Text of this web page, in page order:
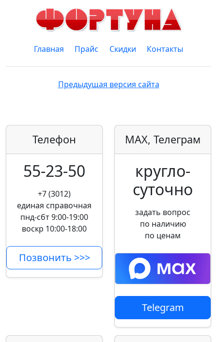
Главная Прайс Скидки Контакты
Предыдущая версия сайта
Телефон
55-23-50
+7 (3012)
единая справочная
пнд-сбт 9:00-19:00
воскр 10:00-18:00
Позвонить >>>
MAX, Телеграм
кругло­
суточно
задать вопрос
по наличию
по ценам
Telegram